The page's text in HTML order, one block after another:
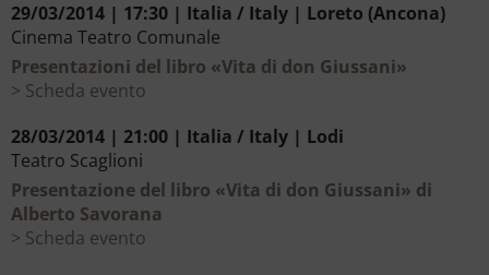
29/03/2014 | 17:30 | Italia / Italy | Loreto (Ancona)
Cinema Teatro Comunale
Presentazioni del libro «Vita di don Giussani»
Scheda evento
28/03/2014 | 21:00 | Italia / Italy | Lodi
Teatro Scaglioni
Presentazione del libro «Vita di don Giussani» di
Alberto Savorana
Scheda evento